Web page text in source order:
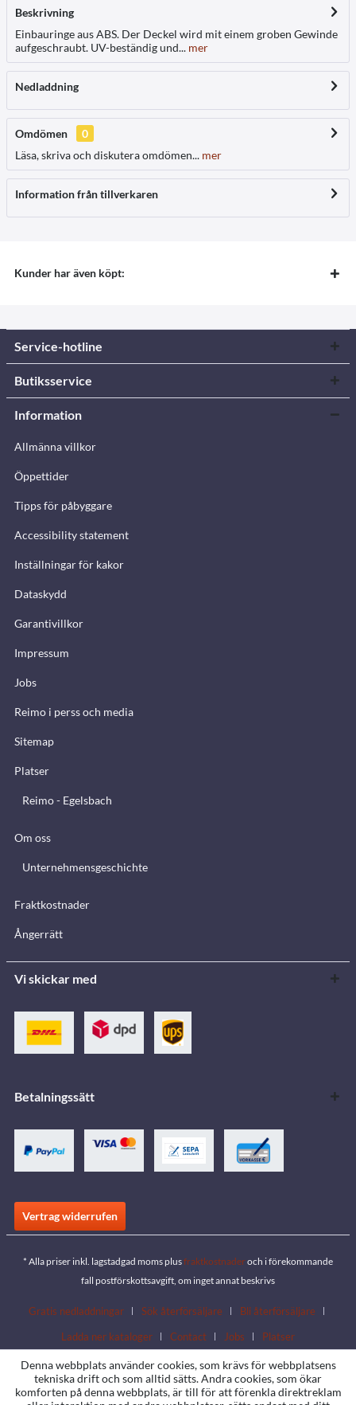
Beskrivning
Einbauringe aus ABS. Der Deckel wird mit einem groben Gewinde
aufgeschraubt. UV-beständig und... mer
Nedladdning
Omdömen
0
Läsa, skriva och diskutera omdömen... mer
Information från tillverkaren
Kunder har även köpt:
Service-hotline
Butiksservice
Information
Allmänna villkor
Öppettider
Tipps för påbyggare
Accessibility statement
Inställningar för kakor
Dataskydd
Garantivillkor
Impressum
Jobs
Reimo i perss och media
Sitemap
Platser
Reimo - Egelsbach
Om oss
Unternehmensgeschichte
Fraktkostnader
Ångerrätt
Vi skickar med
Betalningssätt
Vertrag widerrufen
* Alla priser inkl. lagstadgad moms plusfraktkostnaderoch i förekommande
fall postförskottsavgift, om inget annat beskrivs
Gratis nedladdningar Sök återförsäljare
Bli återförsäljare
Ladda ner kataloger
Contact Jobs Platser
Denna webbplats använder cookies, som krävs för webbplatsens
tekniska drift och som alltid sätts. Andra cookies, som ökar
komforten på denna webbplats, är till för att förenkla direktreklam